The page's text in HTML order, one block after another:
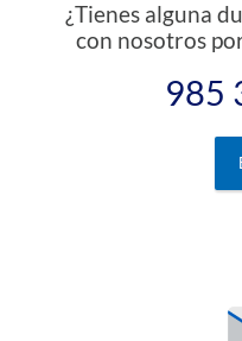
¿Tienes alguna
con nosotros
985